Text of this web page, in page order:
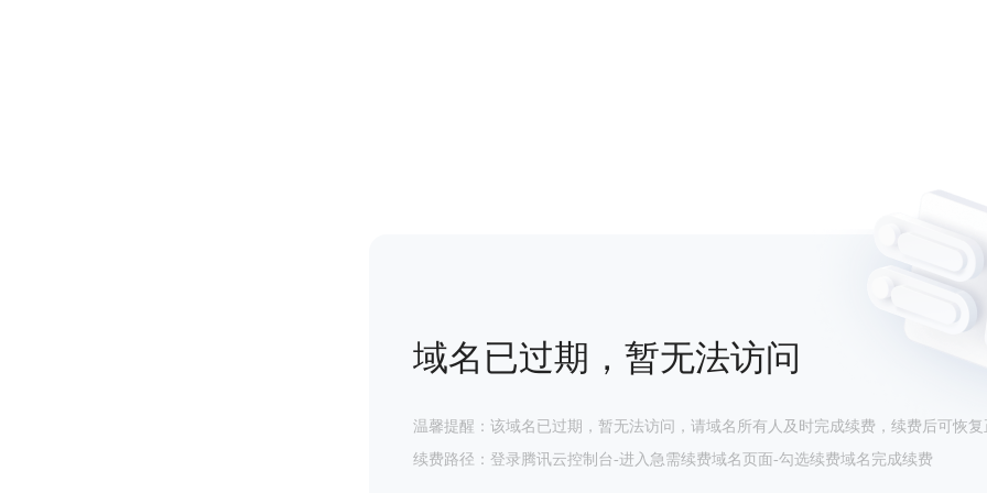
域名已过期，暂无法访问
温馨提醒：该域名已过期，暂无法访问，请域名所有人及时完成续费，续费后可恢复
续费路径：登录腾讯云控制台-进入急需续费域名页面-勾选续费域名完成续费